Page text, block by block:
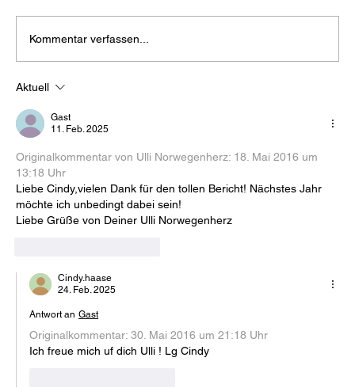
Warum Aufteilen nicht dasselbe ist
Kommentar verfassen...
Aktuell
Gast
11. Feb. 2025
Originalkommentar von Ulli Norwegenherz: 18. Mai 2016 um
13:18 Uhr
Liebe Cindy,vielen Dank für den tollen Bericht! Nächstes Jahr
möchte ich unbedingt dabei sein!
Liebe Grüße von Deiner Ulli Norwegenherz
Cindy.haase
24. Feb. 2025
Antwort an Gast
Originalkommentar: 30. Mai 2016 um 21:18 Uhr
Ich freue mich uf dich Ulli ! Lg Cindy